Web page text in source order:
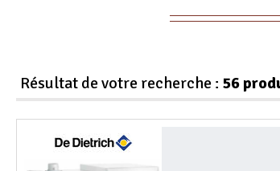
Résultat de votre recherche : 56